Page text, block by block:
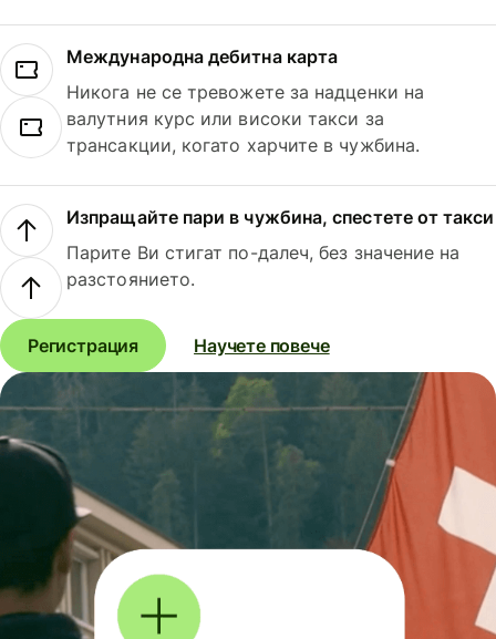
Международна дебитна карта
Никога не се тревожете за надценки на
валутния курс или високи такси за
трансакции, когато харчите в чужбина.
Изпращайте пари в чужбина, спестете от такси
Парите Ви стигат по-далеч, без значение на
разстоянието.
Регистрация Научете повече